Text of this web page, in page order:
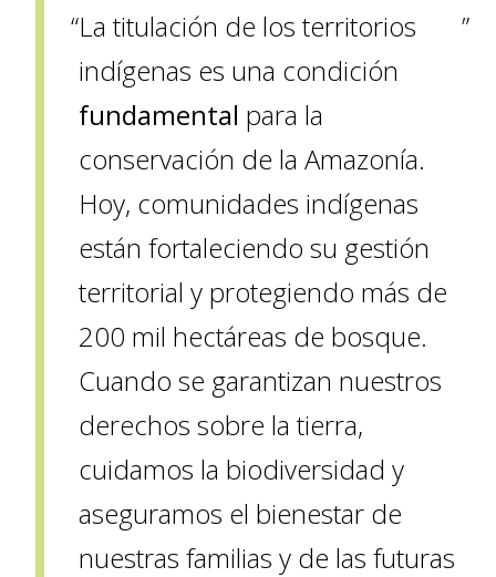
La titulación de los territorios
indígenas es una condición
fundamental para la
conservación de la Amazonía.
Hoy, comunidades indígenas
están fortaleciendo su gestión
territorial y protegiendo más de
200 mil hectáreas de bosque.
Cuando se garantizan nuestros
derechos sobre la tierra,
cuidamos la biodiversidad y
aseguramos el bienestar de
nuestras familias y de las futuras